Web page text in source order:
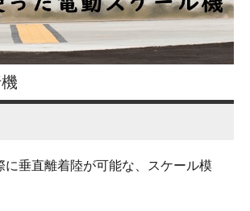
に垂直離着陸が可能な、スケール模